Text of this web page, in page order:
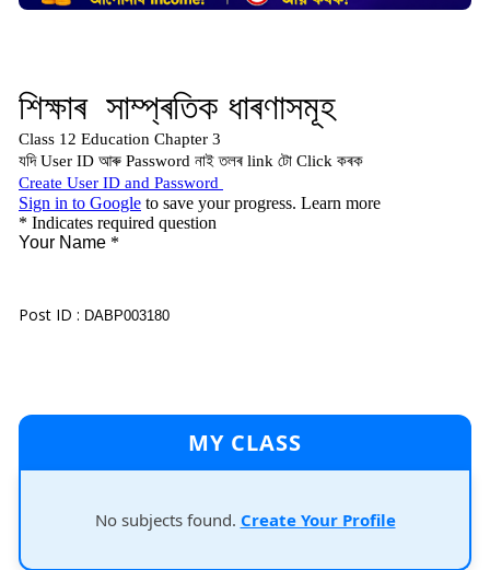
Post ID : DABP003180
MY CLASS
No subjects found. Create Your Profile